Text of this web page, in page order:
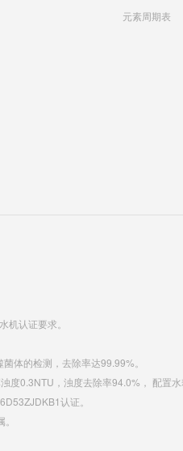
元素周期表
认证要求。
体的检测，去除率达99.99%。
0.3NTU，浊度去除率94.0%， 配置
认证。